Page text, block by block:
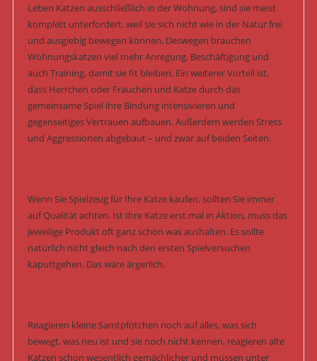
Leben Katzen ausschließlich in der Wohnung, sind sie meist
komplett unterfordert, weil sie sich nicht wie in der Natur frei
und ausgiebig bewegen können. Deswegen brauchen
Wohnungskatzen viel mehr Anregung, Beschäftigung und
auch Training, damit sie fit bleiben. Ein weiterer Vorteil ist,
dass Herrchen oder Frauchen und Katze durch das
gemeinsame Spiel ihre Bindung intensivieren und
gegenseitiges Vertrauen aufbauen. Außerdem werden Stress
und Aggressionen abgebaut – und zwar auf beiden Seiten.
Wenn Sie Spielzeug für Ihre Katze kaufen, sollten Sie immer
auf Qualität achten. Ist Ihre Katze erst mal in Aktion, muss das
jeweilige Produkt oft ganz schön was aushalten. Es sollte
natürlich nicht gleich nach den ersten Spielversuchen
kaputtgehen. Das wäre ärgerlich.
Reagieren kleine Samtpfötchen noch auf alles, was sich
bewegt, was neu ist und sie noch nicht kennen, reagieren alte
Katzen schon wesentlich gemächlicher und müssen unter